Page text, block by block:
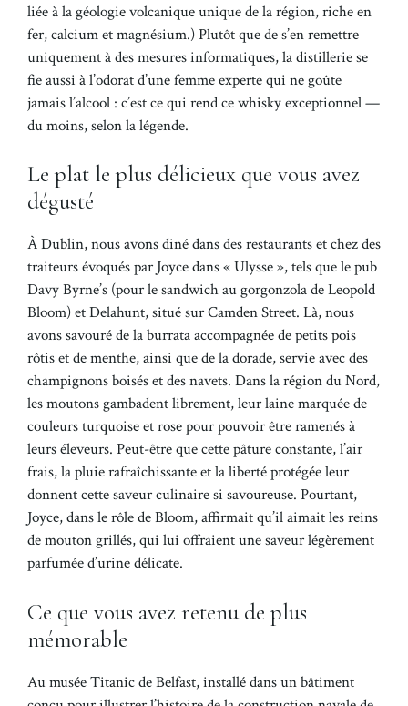
liée à la géologie volcanique unique de la région, riche en
fer, calcium et magnésium.) Plutôt que de s’en remettre
uniquement à des mesures informatiques, la distillerie se
fie aussi à l’odorat d’une femme experte qui ne goûte
jamais l’alcool : c’est ce qui rend ce whisky exceptionnel —
du moins, selon la légende.
Le plat le plus délicieux que vous avez
dégusté
À Dublin, nous avons diné dans des restaurants et chez des
traiteurs évoqués par Joyce dans « Ulysse », tels que le pub
Davy Byrne’s (pour le sandwich au gorgonzola de Leopold
Bloom) et Delahunt, situé sur Camden Street. Là, nous
avons savouré de la burrata accompagnée de petits pois
rôtis et de menthe, ainsi que de la dorade, servie avec des
champignons boisés et des navets. Dans la région du Nord,
les moutons gambadent librement, leur laine marquée de
couleurs turquoise et rose pour pouvoir être ramenés à
leurs éleveurs. Peut-être que cette pâture constante, l’air
frais, la pluie rafraîchissante et la liberté protégée leur
donnent cette saveur culinaire si savoureuse. Pourtant,
Joyce, dans le rôle de Bloom, affirmait qu’il aimait les reins
de mouton grillés, qui lui offraient une saveur légèrement
parfumée d’urine délicate.
Ce que vous avez retenu de plus
mémorable
Au musée Titanic de Belfast, installé dans un bâtiment